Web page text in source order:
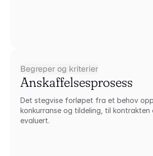
Begreper og kriterier
Anskaffelsesprosess
Det stegvise forløpet fra et behov
konkurranse og tildeling, til
evaluert.